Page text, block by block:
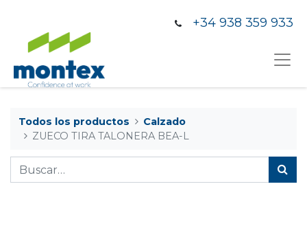
+34 938 359 933
Todos los productos
Calzado
ZUECO TIRA TALONERA BEA-L